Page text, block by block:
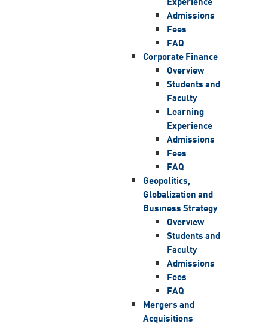
Admissions
Fees
FAQ
Corporate Finance
Overview
Students and
Faculty
Learning
Experience
Admissions
Fees
FAQ
Geopolitics,
Globalization and
Business Strategy
Overview
Students and
Faculty
Admissions
Fees
FAQ
Mergers and
Acquisitions